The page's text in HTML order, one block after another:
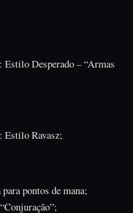
Desperado – “Armas
Estilo Ravasz;
pontos de mana;